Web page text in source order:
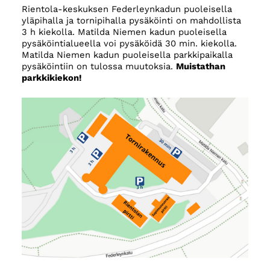
Rientola-keskuksen Federleynkadun puoleisella
yläpihalla ja tornipihalla pysäköinti on mahdollista
3 h kiekolla. Matilda Niemen kadun puoleisella
pysäköintialueella voi pysäköidä 30 min. kiekolla.
Matilda Niemen kadun puoleisella parkkipaikalla
pysäköintiin on tulossa muutoksia. Muistathan
parkkikiekon!